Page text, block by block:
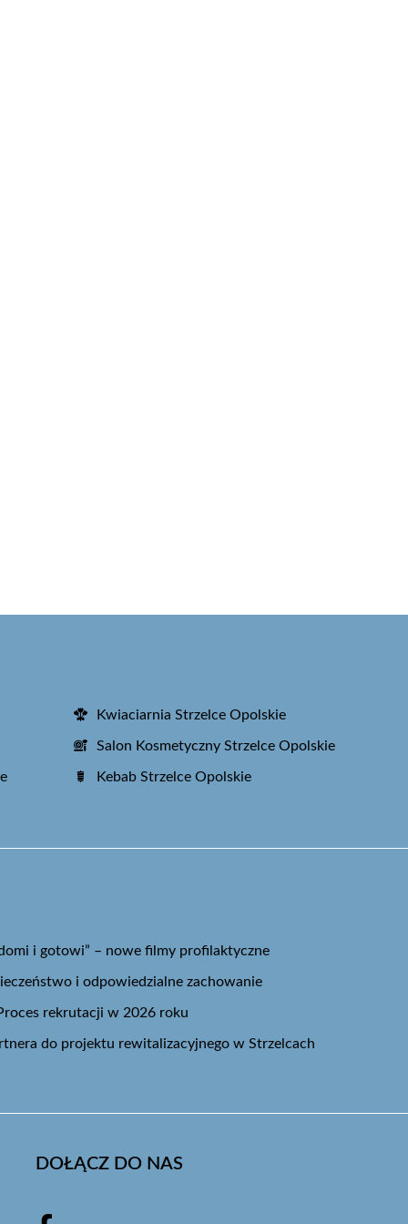
Kwiaciarnia Strzelce Opolskie
Salon Kosmetyczny Strzelce Opolskie
Kebab Strzelce Opolskie
i gotowi” – nowe filmy profilaktyczne
i odpowiedzialne zachowanie
rekrutacji w 2026 roku
do projektu rewitalizacyjnego w Strzelcach
DOŁĄCZ DO NAS